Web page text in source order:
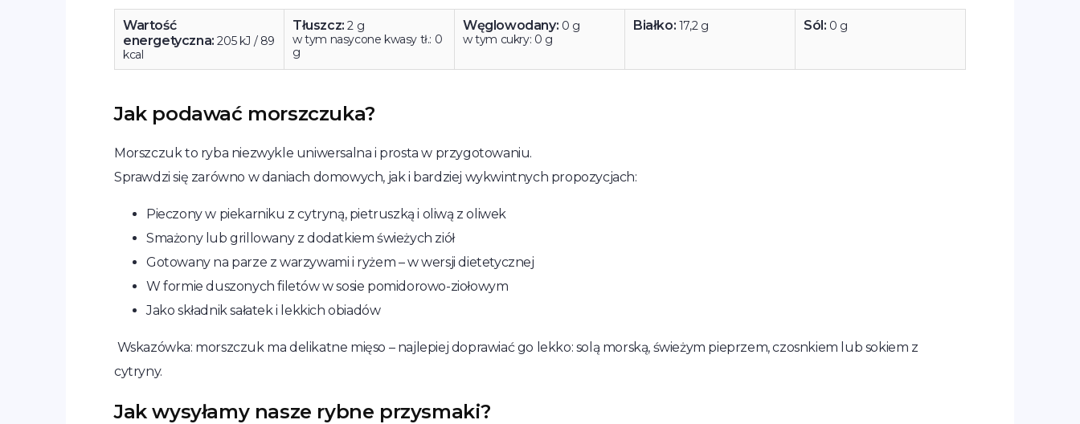
Wartość
energetyczna:205 kJ / 89
kcal
Tłuszcz: 2 g
w tym nasycone kwasy tł.: 0
g
Węglowodany: 0 g
w tym cukry: 0 g
Białko: 17,2 g Sól: 0 g
Jak podawać morszczuka?
Morszczuk to ryba niezwykle uniwersalna i prosta w przygotowaniu.
Sprawdzi się zarówno w daniach domowych, jak i bardziej wykwintnych propozycjach:
Pieczony w piekarniku z cytryną, pietruszką i oliwą z oliwek
Smażony lub grillowany z dodatkiem świeżych ziół
Gotowany na parze z warzywami i ryżem – w wersji dietetycznej
W formie duszonych filetów w sosie pomidorowo-ziołowym
Jako składnik sałatek i lekkich obiadów
Wskazówka: morszczuk ma delikatne mięso – najlepiej doprawiać go lekko: solą morską, świeżym pieprzem, czosnkiem lub sokiem z
cytryny.
Jak wysyłamy nasze rybne przysmaki?